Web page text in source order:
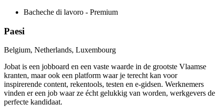
Bacheche di lavoro - Premium
Paesi
Belgium, Netherlands, Luxembourg
Jobat is een jobboard en een vaste waarde in de grootste Vlaamse
kranten, maar ook een platform waar je terecht kan voor
inspirerende content, rekentools, testen en e-gidsen. Werknemers
vinden er een job waar ze écht gelukkig van worden, werkgevers de
perfecte kandidaat.